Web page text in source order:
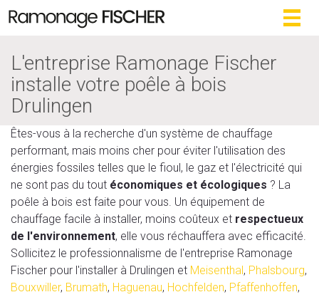
L'entreprise Ramonage Fischer
installe votre poêle à bois
Drulingen
Êtes-vous à la recherche d'un système de chauffage
performant, mais moins cher pour éviter l'utilisation des
énergies fossiles telles que le fioul, le gaz et l'électricité qui
ne sont pas du tout économiques et écologiques ? La
poêle à bois est faite pour vous. Un équipement de
chauffage facile à installer, moins coûteux et respectueux
de l'environnement, elle vous réchauffera avec efficacité.
Sollicitez le professionnalisme de l'entreprise Ramonage
Fischer pour l'installer à Drulingen et Meisenthal, Phalsbourg,
Bouxwiller, Brumath, Haguenau, Hochfelden, Pfaffenhoffen,